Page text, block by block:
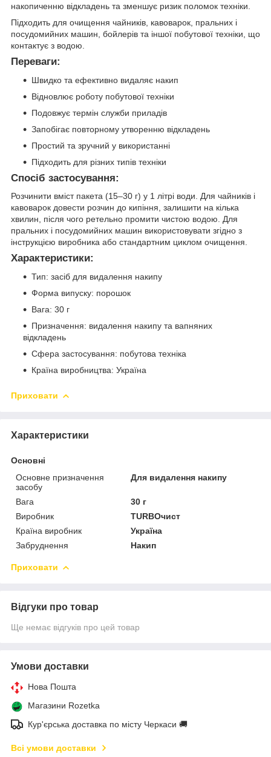
накопиченню відкладень та зменшує ризик поломок техніки.
Підходить для очищення чайників, кавоварок, пральних і
посудомийних машин, бойлерів та іншої побутової техніки, що
контактує з водою.
Переваги:
Швидко та ефективно видаляє накип
Відновлює роботу побутової техніки
Подовжує термін служби приладів
Запобігає повторному утворенню відкладень
Простий та зручний у використанні
Підходить для різних типів техніки
Спосіб застосування:
Розчинити вміст пакета (15–30 г) у 1 літрі води. Для чайників і
кавоварок довести розчин до кипіння, залишити на кілька
хвилин, після чого ретельно промити чистою водою. Для
пральних і посудомийних машин використовувати згідно з
інструкцією виробника або стандартним циклом очищення.
Характеристики:
Тип: засіб для видалення накипу
Форма випуску: порошок
Вага: 30 г
Призначення: видалення накипу та вапняних
відкладень
Сфера застосування: побутова техніка
Країна виробництва: Україна
Приховати
Характеристики
Основні
Основне призначення
засобу
Для видалення накипу
Вага
30 г
Виробник
TURBOчист
Країна виробник
Україна
Забруднення
Накип
Приховати
Відгуки про товар
Ще немає відгуків про цей товар
Умови доставки
Нова Пошта
Магазини Rozetka
Кур'єрська доставка по місту Черкаси 🚚
Всі умови доставки